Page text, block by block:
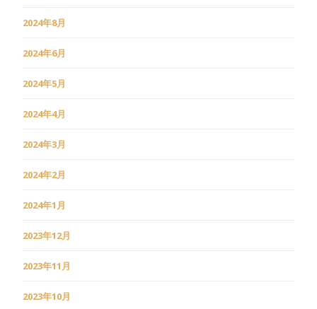
2024年8月
2024年6月
2024年5月
2024年4月
2024年3月
2024年2月
2024年1月
2023年12月
2023年11月
2023年10月